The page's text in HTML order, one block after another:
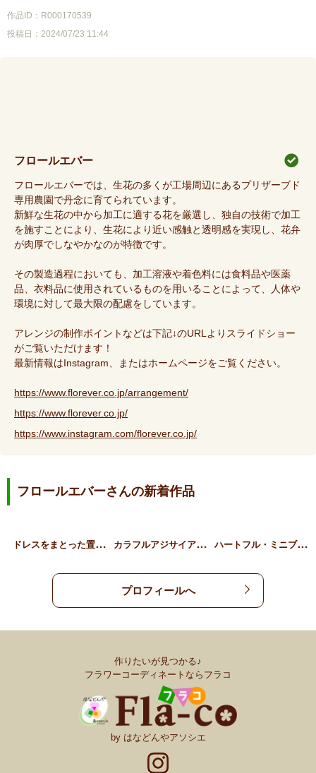
作品ID：R000170539
投稿日：2024/07/23 11:44
フロールエバー
フロールエバーでは、生花の多くが工場周辺にあるプリザーブド
専用農園で丹念に育てられています。
新鮮な生花の中から加工に適する花を厳選し、独自の技術で加工
を施すことにより、生花により近い感触と透明感を実現し、花弁
が肉厚でしなやかなのが特徴です。
その製造過程においても、加工溶液や着色料には食料品や医薬
品、衣料品に使用されているものを用いることによって、人体や
環境に対して最大限の配慮をしています。
アレンジの制作ポイントなどは下記↓のURLよりスライドショー
がご覧いただけます！
最新情報はInstagram、またはホームページをご覧ください。
https://www.florever.co.jp/arrangement/
https://www.florever.co.jp/
https://www.instagram.com/florever.co.jp/
フロールエバーさんの新着作品
ド
レスをまとった置き型ブー… カ
ラフルアジサイアレンジ ハ
ートフル・ミニブーケ
プロフィールへ
作りたいが見つかる♪
フラワーコーディネートならフラコ
by はなどんやアソシエ